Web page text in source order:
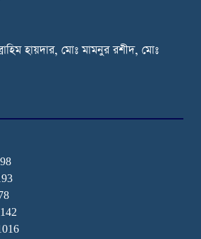
হায়দার, মোঃ মামনুর রশীদ, মোঃ